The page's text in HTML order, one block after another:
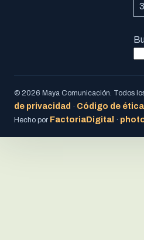
© 2026 Maya Comunicación. Todos
de privacidad · Código de ética
Hecho por FactoriaDigital ·